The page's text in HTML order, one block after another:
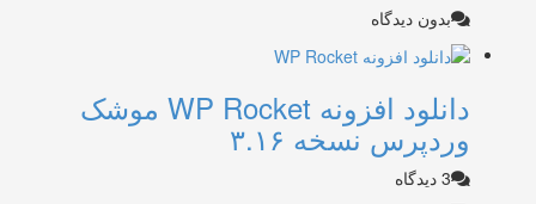
بدون دیدگاه
دانلود افزونه WP Rocket موشک
وردپرس نسخه ۳.۱۶
3 دیدگاه